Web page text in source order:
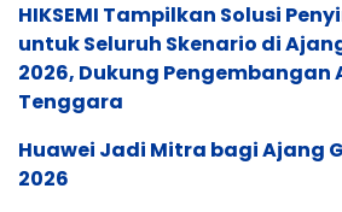
HIKSEMI Tampilkan Solusi
untuk Seluruh Skenario di
2026, Dukung Pengembangan
Tenggara
Huawei Jadi Mitra bagi Ajang
2026